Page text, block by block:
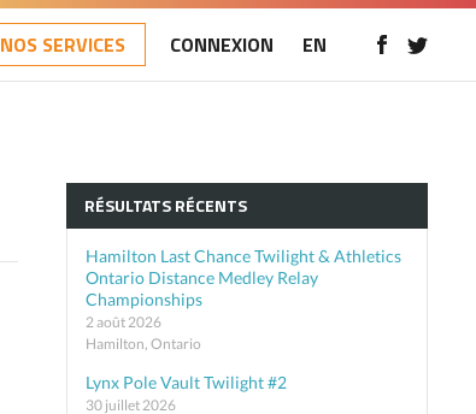
NOS SERVICES CONNEXION EN
RÉSULTATS RÉCENTS
Hamilton Last Chance Twilight & Athletics
Ontario Distance Medley Relay
Championships
2 août 2026
Hamilton, Ontario
Lynx Pole Vault Twilight #2
30 juillet 2026